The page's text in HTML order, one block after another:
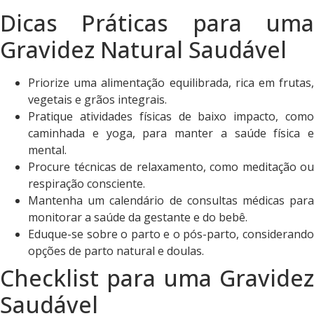
Dicas Práticas para uma
Gravidez Natural Saudável
Priorize uma alimentação equilibrada, rica em frutas,
vegetais e grãos integrais.
Pratique atividades físicas de baixo impacto, como
caminhada e yoga, para manter a saúde física e
mental.
Procure técnicas de relaxamento, como meditação ou
respiração consciente.
Mantenha um calendário de consultas médicas para
monitorar a saúde da gestante e do bebê.
Eduque-se sobre o parto e o pós-parto, considerando
opções de parto natural e doulas.
Checklist para uma Gravidez
Saudável